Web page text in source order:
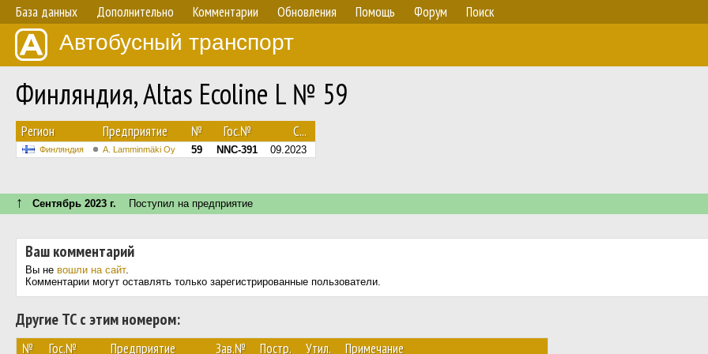
База данных Дополнительно Комментарии Обновления Помощь Форум Поиск
Автобусный транспорт
Финляндия, Altas Ecoline L № 59
Регион Предприятие № Гос.№ С...
Финляндия A. Lamminmäki Oy 59 NNC-391 09.2023
↑ Сентябрь 2023 г. Поступил на предприятие
Ваш комментарий
Вы не вошли на сайт.
Комментарии могут оставлять только зарегистрированные пользователи.
Другие ТС с этим номером:
№ Гос.№ Предприятие Зав.№ Постр. Утил. Примечание